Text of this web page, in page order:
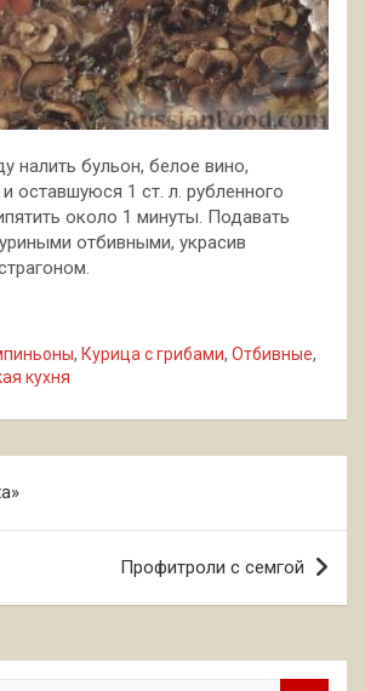
налить бульон, белое вино,
оставшуюся 1 ст. л. рубленного
около 1 минуты. Подавать
отбивными, украсив
, Курица с грибами, Отбивные,
кухня
Профитроли с семгой